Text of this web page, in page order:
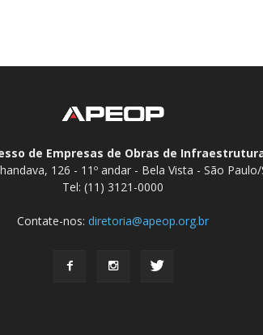
de Empresas de Obras de
126 - 11º andar - Bela Vista - São Paulo/
Tel: (11) 3121-0000
Contate-nos:diretoria@apeop.org.br